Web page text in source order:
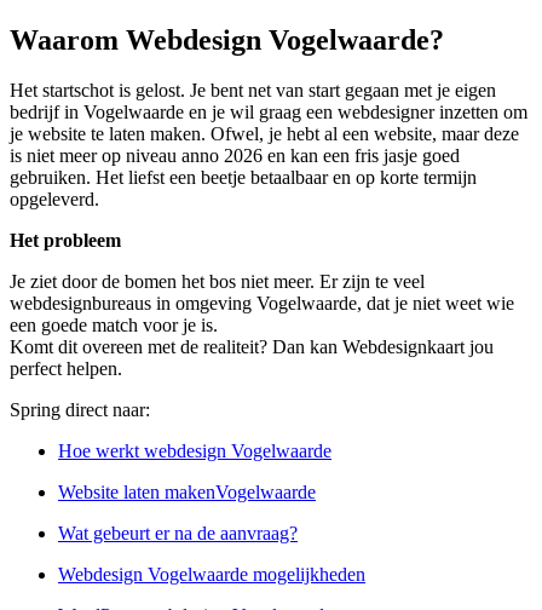
Waarom Webdesign Vogelwaarde?
Het startschot is gelost. Je bent net van start gegaan met je eigen
bedrijf in Vogelwaarde en je wil graag een webdesigner inzetten om
je website te laten maken. Ofwel, je hebt al een website, maar deze
is niet meer op niveau anno 2026 en kan een fris jasje goed
gebruiken. Het liefst een beetje betaalbaar en op korte termijn
opgeleverd.
Het probleem
Je ziet door de bomen het bos niet meer. Er zijn te veel
webdesignbureaus in omgeving Vogelwaarde, dat je niet weet wie
een goede match voor je is.
Komt dit overeen met de realiteit? Dan kan Webdesignkaart jou
perfect helpen.
Spring direct naar:
Hoe werkt webdesign Vogelwaarde
Website laten makenVogelwaarde
Wat gebeurt er na de aanvraag?
Webdesign Vogelwaarde mogelijkheden